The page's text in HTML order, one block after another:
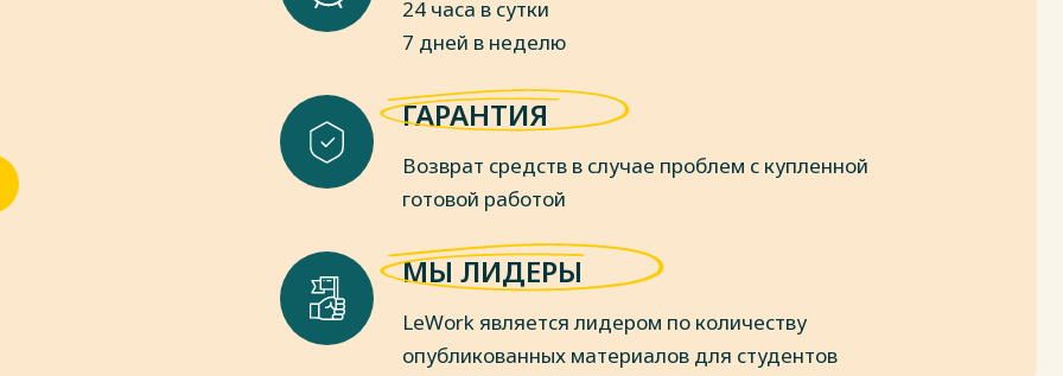
24 часа в сутки
7 дней в неделю
ГАРАНТИЯ
Возврат средств в случае проблем с купленной
готовой работой
МЫ ЛИДЕРЫ
LeWork является лидером по количеству
опубликованных материалов для студентов